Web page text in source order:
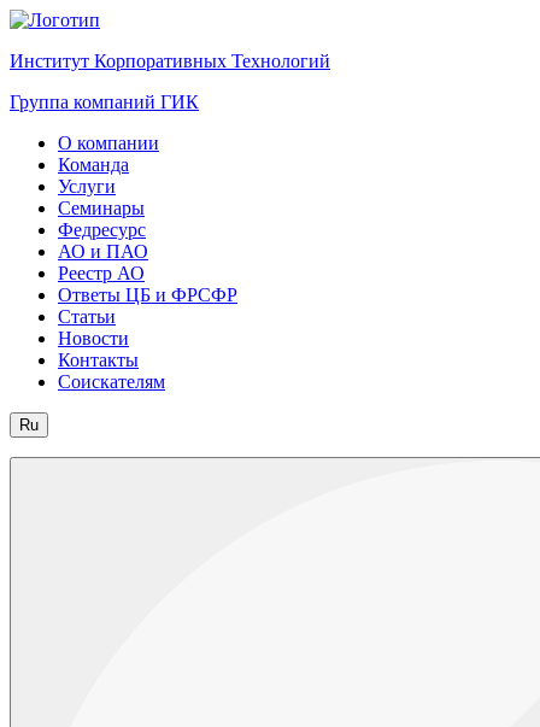
Институт Корпоративных Технологий
Группа компаний ГИК
О компании
Команда
Услуги
Семинары
Федресурс
АО и ПАО
Реестр АО
Ответы ЦБ и ФРСФР
Статьи
Новости
Контакты
Соискателям
Ru